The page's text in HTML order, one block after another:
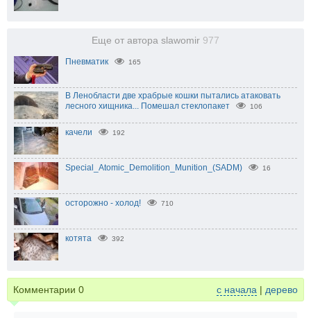
Еще от автора slawomir 977
Пневматик 165
В Ленобласти две храбрые кошки пытались атаковать
лесного хищника... Помешал стеклопакет⁠
106
качели 192
Special_Atomic_Demolition_Munition_(SADM) 16
осторожно - холод! 710
котята 392
Комментарии 0 с начала | дерево